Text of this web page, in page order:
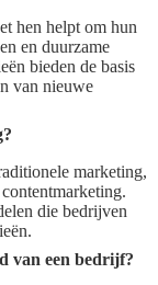
hen helpt om hun
en duurzame
bieden de basis
van nieuwe
marketing,
die bedrijven
van een bedrijf?